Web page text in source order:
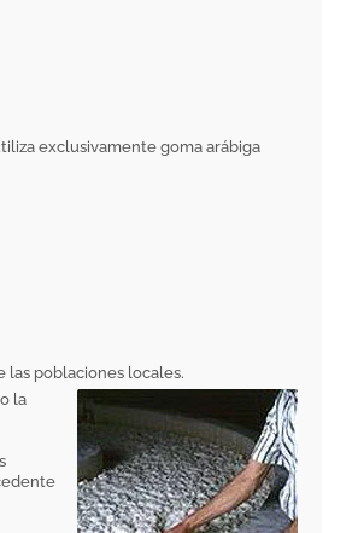
exclusivamente goma arábiga
las poblaciones locales.
la